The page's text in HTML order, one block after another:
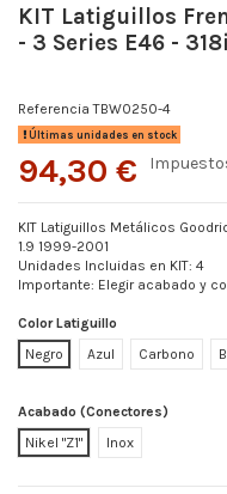
KIT Latiguillos
- 3 Series E46 -
Referencia TBW0250-4
Últimas unidades en stock
94,30 €
KIT Latiguillos Metálicos
1.9 1999-2001
Unidades Incluidas en KIT: 4
Importante: Elegir acabado y
Color Latiguillo
Negro
Azul Carbono
Acabado (Conectores)
Nikel "Z1"
Inox